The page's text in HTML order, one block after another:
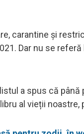
carantine și
Dar nu se
a spus că
al vieții